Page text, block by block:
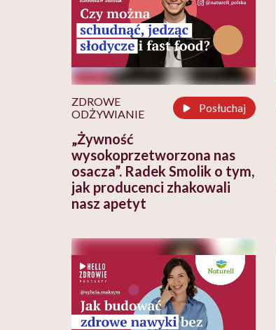
ZDROWE
ODŻYWIANIE
Posłuchaj
„Żywność
wysokoprzetworzona nas
osacza”. Radek Smolik o tym,
jak producenci zhakowali
nasz apetyt